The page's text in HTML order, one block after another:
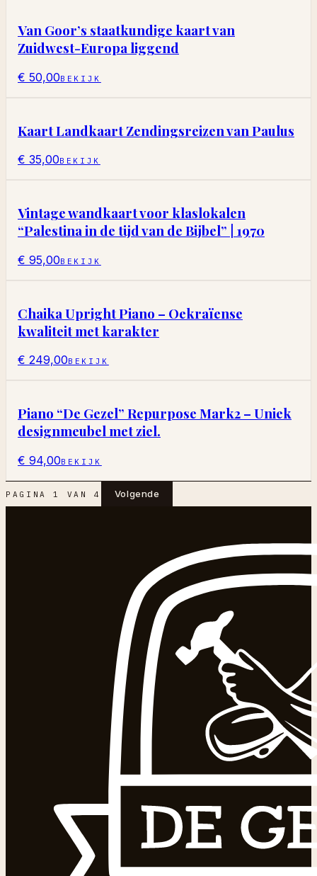
Van Goor’s staatkundige kaart van
Zuidwest-Europa liggend
€ 50,00BEKIJK
Kaart Landkaart Zendingsreizen van Paulus
€ 35,00BEKIJK
Vintage wandkaart voor klaslokalen
“Palestina in de tijd van de Bijbel” | 1970
€ 95,00BEKIJK
Chaika Upright Piano – Oekraïense
kwaliteit met karakter
€ 249,00BEKIJK
Piano “De Gezel” Repurpose Mark2 – Uniek
designmeubel met ziel.
€ 94,00BEKIJK
PAGINA1 VAN4 Volgende